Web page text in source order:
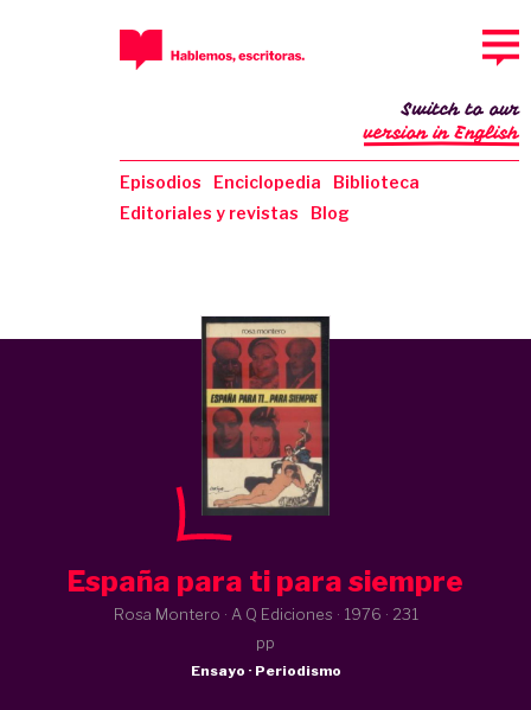
Episodios Enciclopedia
Biblioteca
Editoriales y revistas
Blog
Switch to our
version in English
España para ti para siempre
Rosa Montero · A Q Ediciones · 1976 · 231
pp
Ensayo · Periodismo